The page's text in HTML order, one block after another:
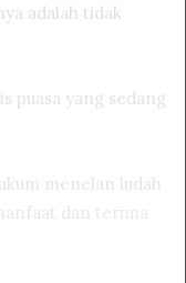
adalah tidak
puasa yang sedang
menelan ludah
dan